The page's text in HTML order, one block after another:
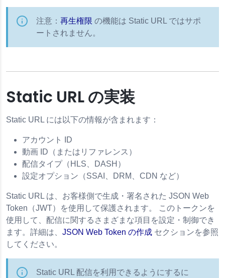
注意： 再生権限 の機能は Static URL ではサポ
ートされません。
Static URL の実装
Static URL には以下の情報が含まれます：
アカウント ID
動画 ID（またはリファレンス）
配信タイプ（HLS、DASH）
設定オプション（SSAI、DRM、CDN など）
Static URL は、お客様側で生成・署名された JSON Web
Token （JWT）を使用して保護されます。 このトークンを
使用して、配信に関するさまざまな項目を設定・制御でき
ます。詳細は、 JSON Web Token の作成 セクションを参照
してください。
Static URL 配信を利用できるようにするに